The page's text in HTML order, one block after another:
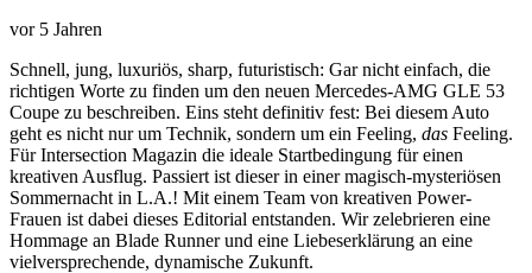
vor 5 Jahren
Schnell, jung, luxuriös, sharp, futuristisch: Gar nicht einfach, die
richtigen Worte zu finden um den neuen Mercedes-AMG GLE 53
Coupe zu beschreiben. Eins steht definitiv fest: Bei diesem Auto
geht es nicht nur um Technik, sondern um ein Feeling, das Feeling.
Für Intersection Magazin die ideale Startbedingung für einen
kreativen Ausflug. Passiert ist dieser in einer magisch-mysteriösen
Sommernacht in L.A.! Mit einem Team von kreativen Power-
Frauen ist dabei dieses Editorial entstanden. Wir zelebrieren eine
Hommage an Blade Runner und eine Liebeserklärung an eine
vielversprechende, dynamische Zukunft.